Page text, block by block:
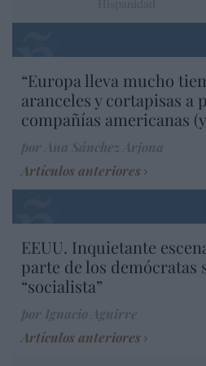
“Europa lleva mucho
aranceles y cortapisas a
compañías americanas
Artículos anteriores
EEUU. Inquietante
parte de los demócratas
“socialista”
Artículos anteriores